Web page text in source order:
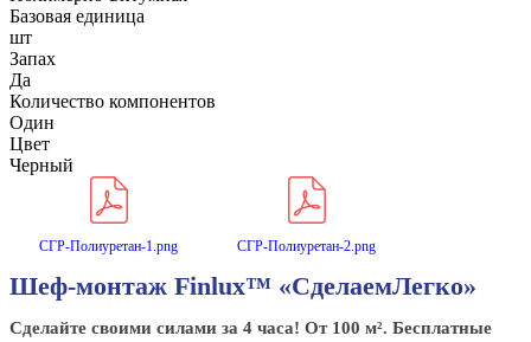
Базовая единица
шт
Запах
Да
Количество компонентов
Один
Цвет
Черный
СГР-Полиуретан-1.png СГР-Полиуретан-2.png
Шеф-монтаж Finlux™ «СделаемЛегко»
Сделайте своими силами за 4 часа! От 100 м². Бесплатные